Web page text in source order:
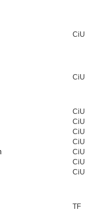
CiU
CiU
CiU
CiU
CiU
CiU
CiU
CiU
CiU
TF